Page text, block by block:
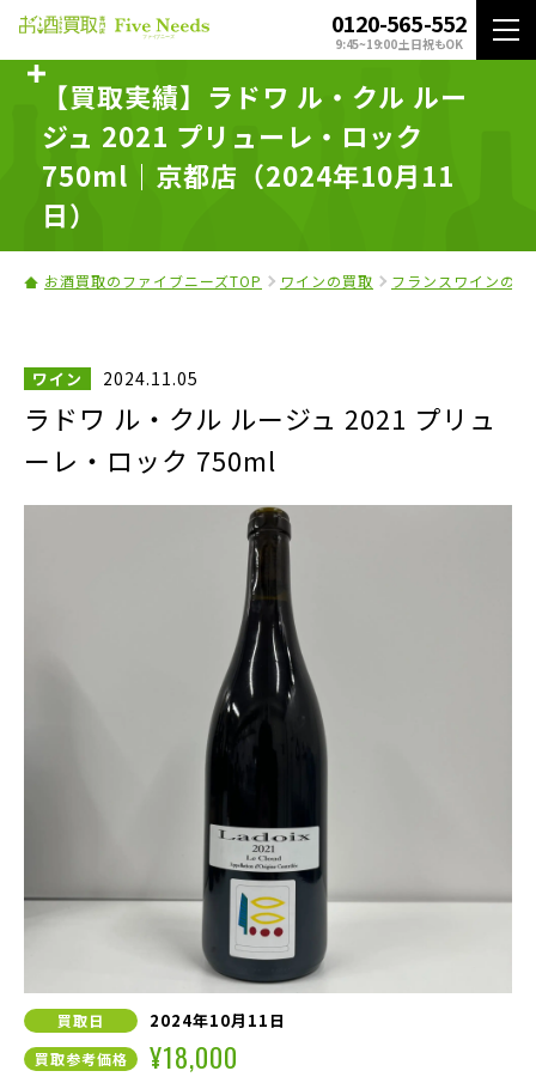
0120-565-552
9:45~19:00 土日祝もOK
【買取実績】ラドワ ル・クル ルー
ジュ 2021 プリューレ・ロック
750ml｜京都店（2024年10月11
日）
お酒買取のファイブニーズTOP ワインの買取 フランスワインの買
ワイン 2024.11.05
ラドワ ル・クル ルージュ 2021 プリュ
ーレ・ロック 750ml
買取日 2024年10月11日
買取参考価格 ¥18,000